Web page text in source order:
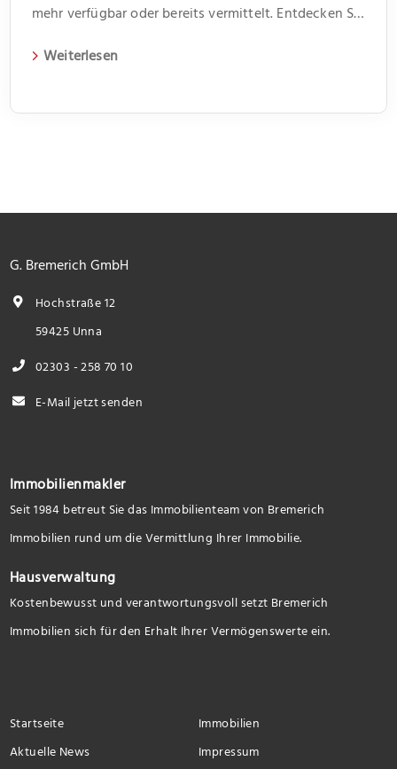
mehr verfügbar oder bereits vermittelt. Entdecken Sie
Weiterlesen
G. Bremerich GmbH
Hochstraße 12
59425 Unna
02303 - 258 70 10
E-Mail jetzt senden
Immobilienmakler
Seit 1984 betreut Sie das Immobilienteam von Bremerich
Immobilien rund um die Vermittlung Ihrer Immobilie.
Hausverwaltung
Kostenbewusst und verantwortungsvoll setzt Bremerich
Immobilien sich für den Erhalt Ihrer Vermögenswerte ein.
Startseite
Immobilien
Aktuelle News
Impressum